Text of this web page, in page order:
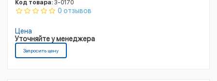
Код товара: 3-0170
0 отзывов
Цена
Уточняйте у менеджера
Запросить цену